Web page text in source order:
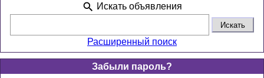
Искать объявления
Расширенный поиск
Забыли пароль?